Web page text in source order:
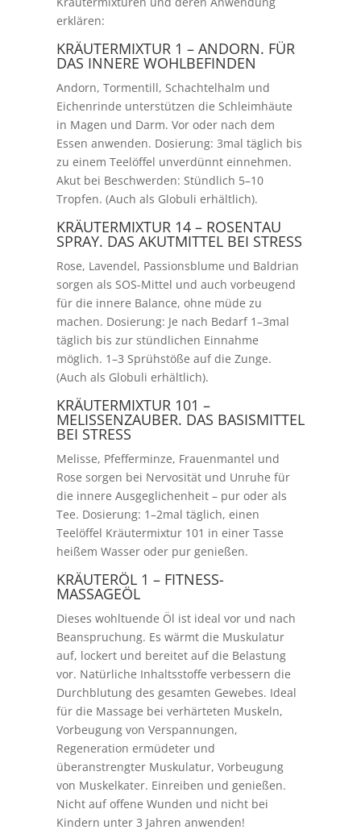
erklären:
KRÄUTERMIXTUR 1 – ANDORN. FÜR
DAS INNERE WOHLBEFINDEN
Andorn, Tormentill, Schachtelhalm und
Eichenrinde unterstützen die Schleimhäute
in Magen und Darm. Vor oder nach dem
Essen anwenden. Dosierung: 3mal täglich bis
zu einem Teelöffel unverdünnt einnehmen.
Akut bei Beschwerden: Stündlich 5–10
Tropfen. (Auch als Globuli erhältlich).
KRÄUTERMIXTUR 14 – ROSENTAU
SPRAY. DAS AKUTMITTEL BEI STRESS
Rose, Lavendel, Passionsblume und Baldrian
sorgen als SOS-Mittel und auch vorbeugend
für die innere Balance, ohne müde zu
machen. Dosierung: Je nach Bedarf 1–3mal
täglich bis zur stündlichen Einnahme
möglich. 1–3 Sprühstöße auf die Zunge.
(Auch als Globuli erhältlich).
KRÄUTERMIXTUR 101 –
MELISSENZAUBER. DAS BASISMITTEL
BEI STRESS
Melisse, Pfefferminze, Frauenmantel und
Rose sorgen bei Nervosität und Unruhe für
die innere Ausgeglichenheit – pur oder als
Tee. Dosierung: 1–2mal täglich, einen
Teelöffel Kräutermixtur 101 in einer Tasse
heißem Wasser oder pur genießen.
KRÄUTERÖL 1 – FITNESS-
MASSAGEÖL
Dieses wohltuende Öl ist ideal vor und nach
Beanspruchung. Es wärmt die Muskulatur
auf, lockert und bereitet auf die Belastung
vor. Natürliche Inhaltsstoffe verbessern die
Durchblutung des gesamten Gewebes. Ideal
für die Massage bei verhärteten Muskeln,
Vorbeugung von Verspannungen,
Regeneration ermüdeter und
überanstrengter Muskulatur, Vorbeugung
von Muskelkater. Einreiben und genießen.
Nicht auf offene Wunden und nicht bei
Kindern unter 3 Jahren anwenden!